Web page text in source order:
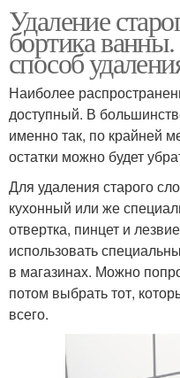
Удаление
бортика
способ
Наиболее
доступный. В
именно так, по крайней
остатки можно будет
Для удаления старого
кухонный или же
отвертка, пинцет и
использовать
в магазинах. Можно
потом выбрать тот,
всего.